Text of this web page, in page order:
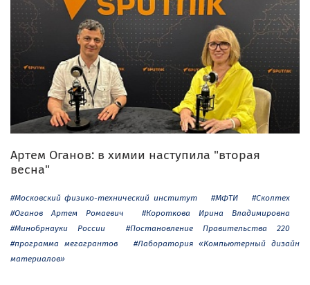
Артем Оганов: в химии наступила "вторая
весна"
#Московский физико-технический институт #МФТИ
#Сколтех
#Оганов Артем Ромаевич
#Короткова Ирина Владимировна
#Минобрнауки России
#Постановление Правительства 220
#программа мегагрантов
#Лаборатория «Компьютерный дизайн
материалов»